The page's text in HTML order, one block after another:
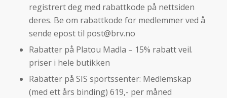
registrert deg med rabattkode på nettsiden
deres. Be om rabattkode for medlemmer ved å
sende epost til post@brv.no
Rabatter på Platou Madla – 15% rabatt veil.
priser i hele butikken
Rabatter på SIS sportssenter: Medlemskap
(med ett års binding) 619,- per måned